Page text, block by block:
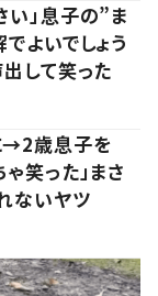
い」息子の”ま
よいでしょう
して笑った
→2歳息子を
笑った」まさ
ないヤツ